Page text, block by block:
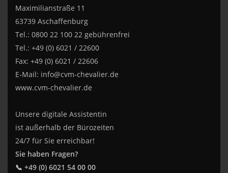
Maximilianstraße 11
63739 Aschaffenburg
Tel.: 0800 22 100 22 gebührenfrei
Tel.: +49 (0) 6021 / 22600
Fax: +49 (0) 6021 / 22606
E-Mail: info@cvm-chevalier.de
www.cvm-chevalier.de
Unsere digitale Assistentin
ist außerhalb der Bürozeiten
24/7 für Sie erreichbar!
Sie haben Fragen?
📞 +49 (0) 6021 54 00 00